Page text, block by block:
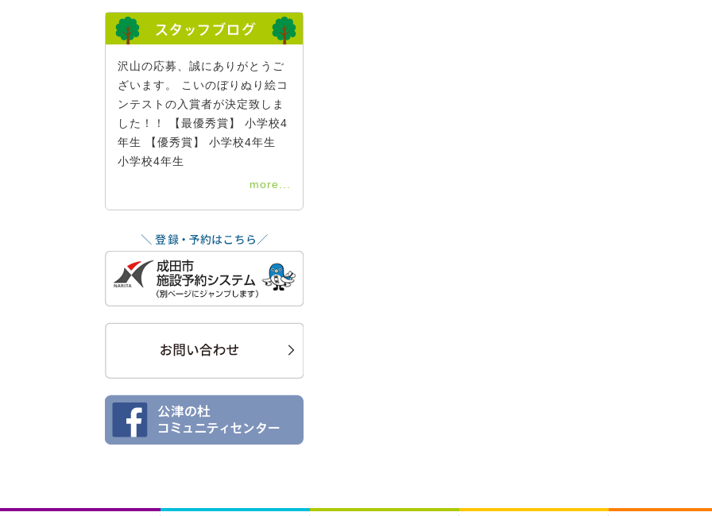
沢山の応募、誠にありがとうご
ざいます。 こいのぼりぬり絵コ
ンテストの入賞者が決定致しま
した！！ 【最優秀賞】 小学校4
年生 【優秀賞】 小学校4年生
小学校4年生
more...